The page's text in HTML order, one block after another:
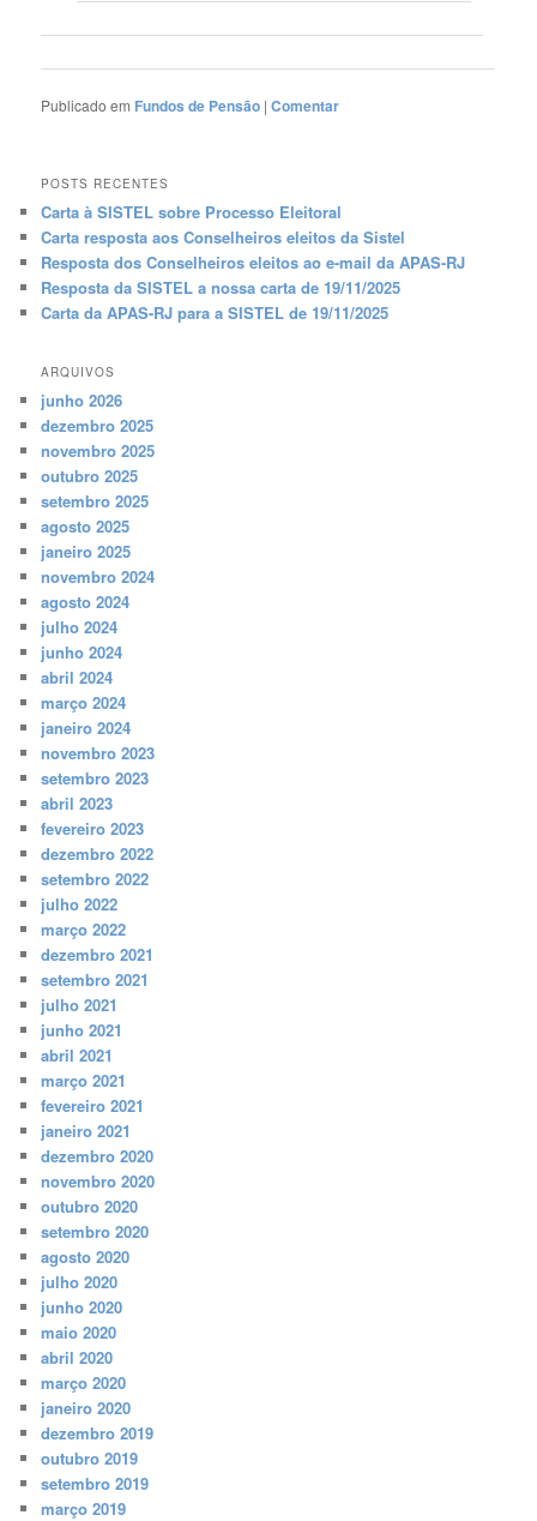
Publicado em Fundos de Pensão |Comentar
POSTS RECENTES
Carta à SISTEL sobre Processo Eleitoral
Carta resposta aos Conselheiros eleitos da Sistel
Resposta dos Conselheiros eleitos ao e-mail da APAS-RJ
Resposta da SISTEL a nossa carta de 19/11/2025
Carta da APAS-RJ para a SISTEL de 19/11/2025
ARQUIVOS
junho 2026
dezembro 2025
novembro 2025
outubro 2025
setembro 2025
agosto 2025
janeiro 2025
novembro 2024
agosto 2024
julho 2024
junho 2024
abril 2024
março 2024
janeiro 2024
novembro 2023
setembro 2023
abril 2023
fevereiro 2023
dezembro 2022
setembro 2022
julho 2022
março 2022
dezembro 2021
setembro 2021
julho 2021
junho 2021
abril 2021
março 2021
fevereiro 2021
janeiro 2021
dezembro 2020
novembro 2020
outubro 2020
setembro 2020
agosto 2020
julho 2020
junho 2020
maio 2020
abril 2020
março 2020
janeiro 2020
dezembro 2019
outubro 2019
setembro 2019
março 2019